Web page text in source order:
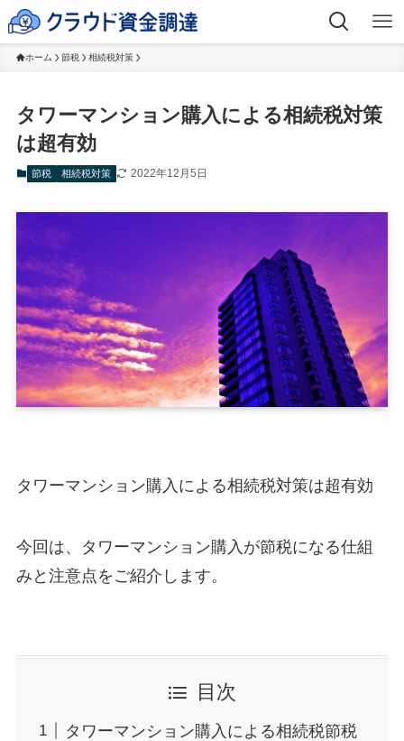
ホーム 節税 相続税対策
タワーマンション購入による相続税対策
は超有効
節税 相続税対策 2022年12月5日
タワーマンション購入による相続税対策は超有効
今回は、タワーマンション購入が節税になる仕組
みと注意点をご紹介します。
目次
タワーマンション購入による相続税節税